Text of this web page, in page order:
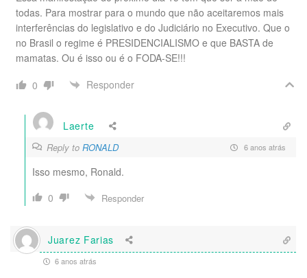
todas. Para mostrar para o mundo que não aceitaremos mais
interferências do legislativo e do Judiciário no Executivo. Que o
no Brasil o regime é PRESIDENCIALISMO e que BASTA de
mamatas. Ou é isso ou é o FODA-SE!!!
0
Responder
Laerte
Reply to RONALD 6 anos atrás
Isso mesmo, Ronald.
0
Responder
Juarez Farias
6 anos atrás